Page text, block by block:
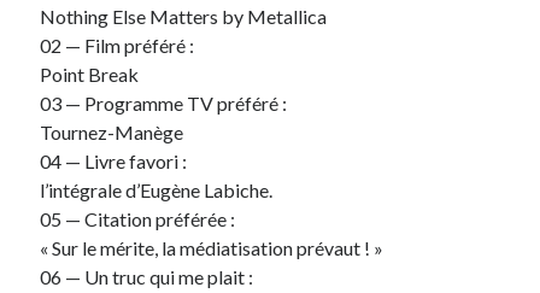
Derniers Commentaires
Entretien ménager
JFdansC’était pas mieux avant… à Lyon
littleceltdansComment j’ai opéré ma vélorution toute personnelle
AnthonydansComment j’ai opéré ma vélorution toute personnelle
Renaud DucherdansComment j’ai opéré ma vélorution toute
personnelle
Nothing Else Matters by Metallica
02 — Film préféré :
Point Break
03 — Programme TV préféré :
Tournez-Manège
04 — Livre favori :
l’intégrale d’Eugène Labiche.
05 — Citation préférée :
« Sur le mérite, la médiatisation prévaut ! »
06 — Un truc qui me plait :